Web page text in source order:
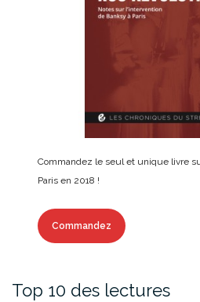
Commandez le seul et unique livre
Paris en 2018 !
Commandez
Top 10 des lectures